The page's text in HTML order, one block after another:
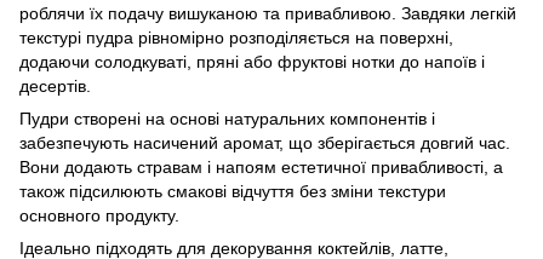
роблячи їх подачу вишуканою та привабливою. Завдяки легкій
текстурі пудра рівномірно розподіляється на поверхні,
додаючи солодкуваті, пряні або фруктові нотки до напоїв і
десертів.
Пудри створені на основі натуральних компонентів і
забезпечують насичений аромат, що зберігається довгий час.
Вони додають стравам і напоям естетичної привабливості, а
також підсилюють смакові відчуття без зміни текстури
основного продукту.
Ідеально підходять для декорування коктейлів, латте,